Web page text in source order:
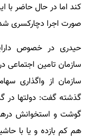
کند اما در حال حاضر با
صورت اجرا دچارکسری
حیدری در خصوص
سازمان تامین اجتماعی
سازمان از واگذاری
گذشته گفت: دولتها در
گوشت و استخوانش
هم کم بازده و یا با